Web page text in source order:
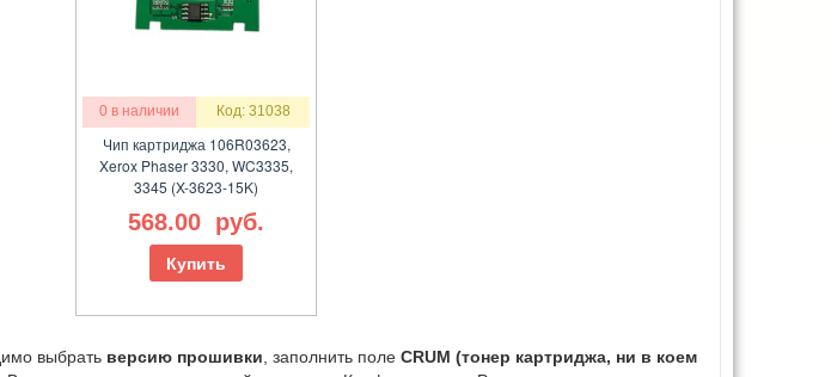
0 в наличии Код: 31038
Чип картриджа 106R03623,
Xerox Phaser 3330, WC3335,
3345 (X-3623-15K)
568.00 руб.
Купить
выбрать версию прошивки , заполнить поле CRUM (тонер картриджа, ни в коем